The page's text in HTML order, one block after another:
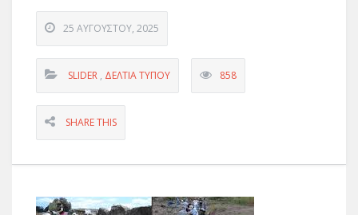
25 ΑΥΓΟΎΣΤΟΥ, 2025
SLIDER , ΔΕΛΤΊΑ ΤΎΠΟΥ 858
SHARE THIS